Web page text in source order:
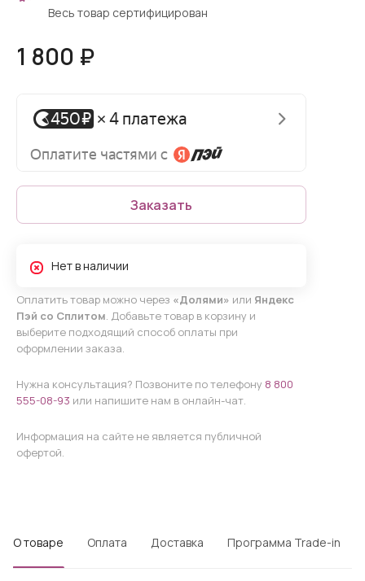
Весь товар сертифицирован
1 800 ₽
Заказать
Нет в наличии
Оплатить товар можно через «Долями» или Яндекс
Пэй со Сплитом. Добавьте товар в корзину и
выберите подходящий способ оплаты при
оформлении заказа.
Нужна консультация? Позвоните по телефону 8 800
555-08-93 или напишите нам в онлайн-чат.
Информация на сайте не является публичной
офертой.
О товаре Оплата Доставка Программа Trade-in